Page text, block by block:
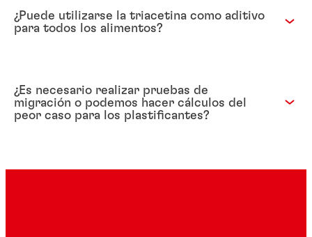
¿Puede utilizarse la triacetina como aditivo
para todos los alimentos?
¿Es necesario realizar pruebas de
migración o podemos hacer cálculos del
peor caso para los plastificantes?